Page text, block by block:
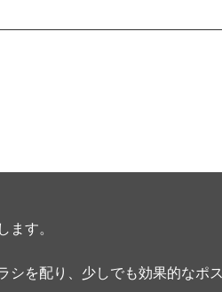
ます。
シを配り、少しでも効果的なポス